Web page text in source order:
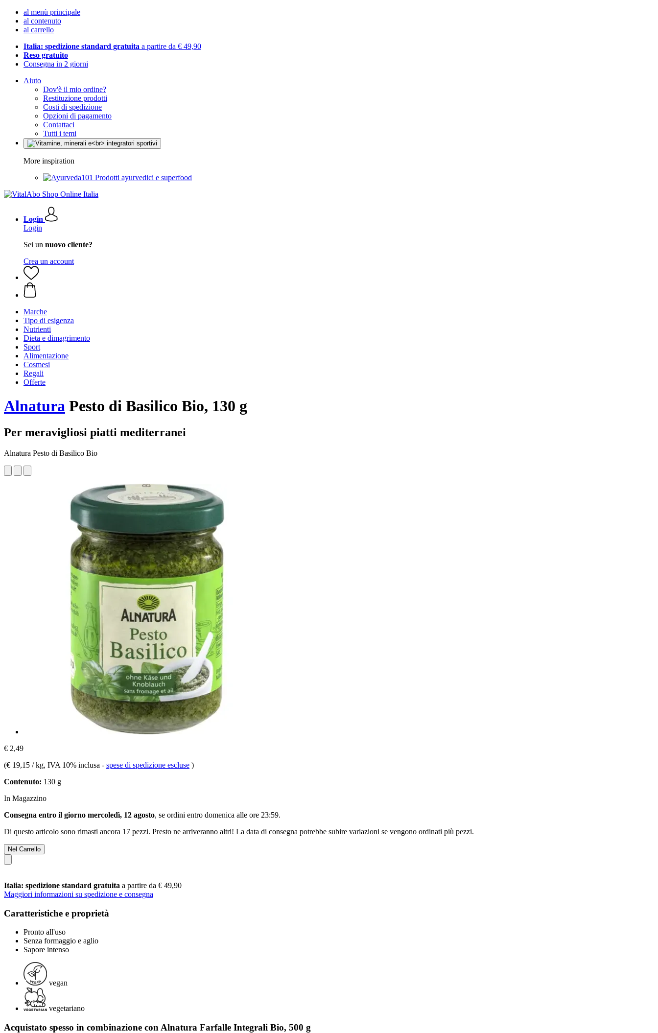
al menù principale
al contenuto
al carrello
Italia: spedizione standard gratuita a partire da € 49,90
Reso gratuito
Consegna in 2 giorni
Aiuto
Dov'è il mio ordine?
Restituzione prodotti
Costi di spedizione
Opzioni di pagamento
Contattaci
Tutti i temi
More inspiration
Prodotti ayurvedici e superfood
Login
Login
Sei un nuovo cliente?
Crea un account
Marche
Tipo di esigenza
Nutrienti
Dieta e dimagrimento
Sport
Alimentazione
Cosmesi
Regali
Offerte
Alnatura Pesto di Basilico Bio, 130 g
Per meravigliosi piatti mediterranei
Alnatura Pesto di Basilico Bio
€ 2,49
(€ 19,15 / kg, IVA 10% inclusa - spese di spedizione escluse )
Contenuto: 130 g
In Magazzino
Consegna entro il giorno mercoledì, 12 agosto, se ordini entro domenica alle ore 23:59.
Di questo articolo sono rimasti ancora 17 pezzi. Presto ne arriveranno altri! La data di consegna potrebbe subire variazioni se vengono ordinati più pezzi.
Nel Carrello
Italia: spedizione standard gratuita a partire da € 49,90
Maggiori informazioni su spedizione e consegna
Caratteristiche e proprietà
Pronto all'uso
Senza formaggio e aglio
Sapore intenso
vegan
vegetariano
Acquistato spesso in combinazione con Alnatura Farfalle Integrali Bio, 500 g